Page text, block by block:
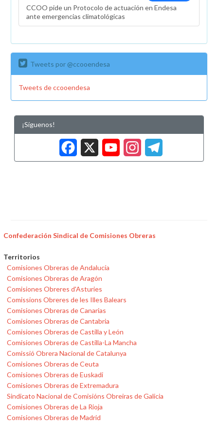
CCOO pide un Protocolo de actuación en Endesa
ante emergencias climatológicas
Tweets por @ccooendesa
Tweets de ccooendesa
¡Síguenos!
Facebook
X
Confederación Sindical de Comisiones Obreras
Territorios
Comisiones Obreras de Andalucía
Comisiones Obreras de Aragón
Comisiones Obreres d'Asturies
Comissions Obreres de les Illes Balears
Comisiones Obreras de Canarias
Comisiones Obreras de Cantabria
Comisiones Obreras de Castilla y León
Comisiones Obreras de Castilla-La Mancha
Comissió Obrera Nacional de Catalunya
Comisiones Obreras de Ceuta
Comisiones Obreras de Euskadi
Comisiones Obreras de Extremadura
Sindicato Nacional de Comisións Obreiras de Galicia
Comisiones Obreras de La Rioja
Comisiones Obreras de Madrid